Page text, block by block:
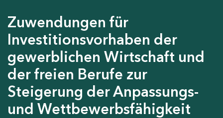
Zuwendungen für
Investitionsvorhaben der
gewerblichen Wirtschaft und
der freien Berufe zur
Steigerung der Anpassungs-
und Wettbewerbsfähigkeit